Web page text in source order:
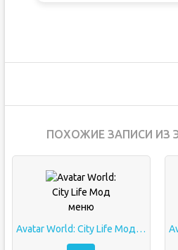
ПОХОЖИЕ ЗАПИСИ ИЗ
Avatar World: City Life Мод меню